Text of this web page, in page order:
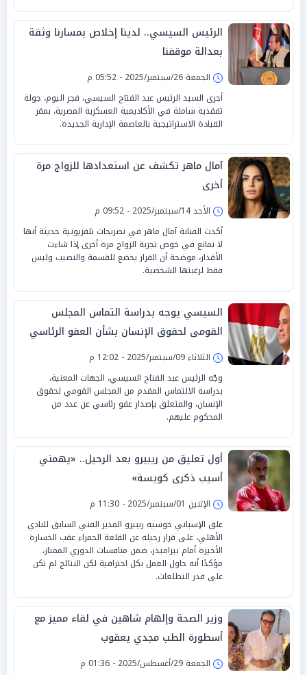
الرئيس السيسي.. لدينا إخلاص بمسارنا وثقة
بعدالة موقفنا
الجمعة 26/سبتمبر/2025 - 05:52 م
أجرى السيد الرئيس عبد الفتاح السيسي، فجر اليوم، جولة
تفقدية شاملة في الأكاديمية العسكرية المصرية، بمقر
القيادة الاستراتيجية بالعاصمة الإدارية الجديدة.
آمال ماهر تكشف عن استعدادها للزواج مرة
أخرى
الأحد 14/سبتمبر/2025 - 09:52 م
أكدت الفنانة آمال ماهر في تصريحات تلفزيونية حديثة أنها
لا تمانع في خوض تجربة الزواج مرة أخرى إذا شاءت
الأقدار، موضحة أن القرار يخضع للقسمة والنصيب وليس
فقط لرغبتها الشخصية.
السيسي يوجه بدراسة التماس المجلس
القومى لحقوق الإنسان بشأن العفو الرئاسي
الثلاثاء 09/سبتمبر/2025 - 12:02 م
وجّه الرئيس عبد الفتاح السيسي، الجهات المعنية،
بدراسة الالتماس المقدم من المجلس القومي لحقوق
الإنسان، والمتعلق بإصدار عفو رئاسي عن عدد من
المحكوم عليهم.
أول تعليق من ريبيرو بعد الرحيل.. «يهمني
أسيب ذكرى كويسة»
الإثنين 01/سبتمبر/2025 - 11:30 م
علق الإسباني خوسيه ريبيرو المدير الفني السابق للنادي
الأهلي، على قرار رحيله عن القلعة الحمراء عقب الخسارة
الأخيرة أمام بيراميدز، ضمن منافسات الدوري الممتاز،
مؤكدًا أنه حاول العمل بكل احترافية لكن النتائج لم تكن
على قدر التطلعات.
وزير الصحة وإلهام شاهين في لقاء مميز مع
أسطورة الطب مجدي يعقوب
الجمعة 29/أغسطس/2025 - 01:36 م